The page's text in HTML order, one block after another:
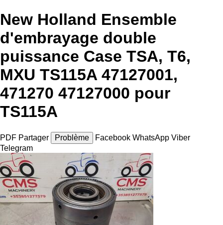
New Holland Ensemble
d'embrayage double
puissance Case TSA, T6,
MXU TS115A 47127001,
471270 47127000 pour
TS115A
PDF Partager Problème Facebook WhatsApp Viber
Telegram